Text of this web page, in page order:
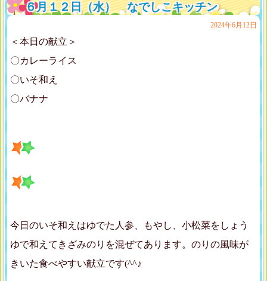
６月１２日（水） なでしこキッチン
2024年6月12日
＜本日の献立＞
〇カレーライス
〇いそ和え
〇バナナ
今日のいそ和えはゆでた人参、もやし、小松菜をしょう
ゆで和えてきざみのりを混ぜてあります。のりの風味が
きいた食べやすい献立です(^^♪